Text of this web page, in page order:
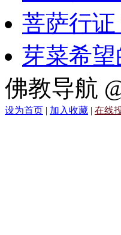
菩萨行
芽菜希
佛教导航
设为首页 | 加入收藏 | 在线